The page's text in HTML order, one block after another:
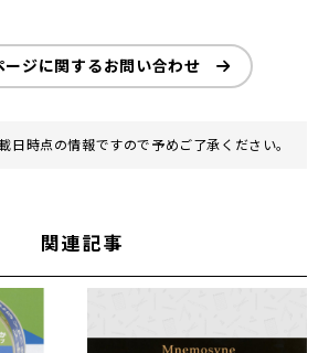
ージに関するお問い合わせ
日時点の情報ですので予めご了承ください。
関連記事